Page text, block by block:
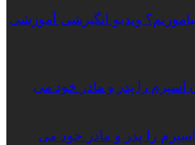
ویدیو انگیزشی آموزشی
اسپرم را پدر و مادر خود می